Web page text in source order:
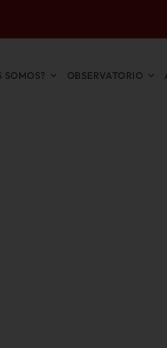
SOMOS? OBSERVATORIO